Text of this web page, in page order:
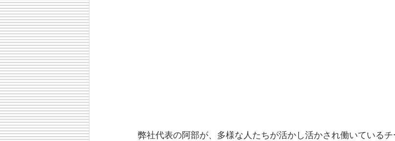
弊社代表の阿部が、多様な人たちが活かし活かされ働いている